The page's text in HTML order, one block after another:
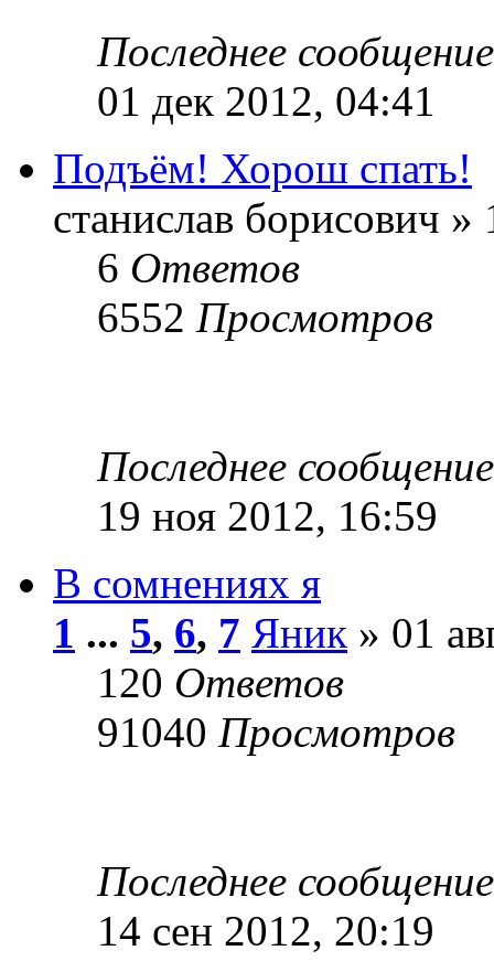
Последнее
01 дек 2012, 04:41
Подъём! Хорош спать!
станислав борисович
6 Ответов
6552 Просмотров
Последнее
19 ноя 2012, 16:59
В сомнениях я
1 ... 5, 6, 7 Яник » 01
120 Ответов
91040 Просмотров
Последнее
14 сен 2012, 20:19